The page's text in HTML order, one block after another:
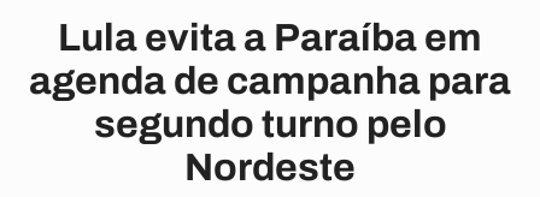
Lula evita a Paraíba em
agenda de campanha para
segundo turno pelo
Nordeste